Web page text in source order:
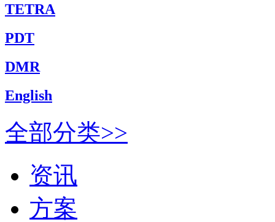
TETRA
PDT
DMR
English
全部分类>>
资讯
方案